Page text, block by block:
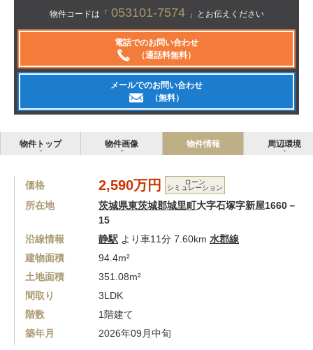
物件コードは「 053101-7574 」とお伝えください
電話でのお問い合わせ
（通話料無料）
メールでのお問い合わせ
（無料）
物件トップ 物件画像 物件情報 周辺環境
価格 2,590万円 ローン
シミュレーション
所在地 茨城県東茨城郡城里町大字石塚字新屋1660－
15
沿線情報
静駅 より車11分 7.60km 水郡線
建物面積
94.4m²
土地面積
351.08m²
間取り
3LDK
階数
1階建て
築年月
2026年09月中旬